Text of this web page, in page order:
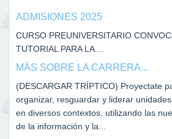
ADMISIONES 2025
CURSO PREUNIVERSITARIO
TUTORIAL PARA LA...
MÁS SOBRE LA CARRERA...
(DESCARGAR TRÍPTICO) Proyectate
organizar, resguardar y liderar
en diversos contextos, utilizando las
de la información y la...